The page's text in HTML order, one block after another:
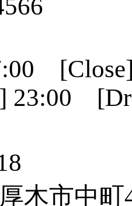
23:00
木市中町